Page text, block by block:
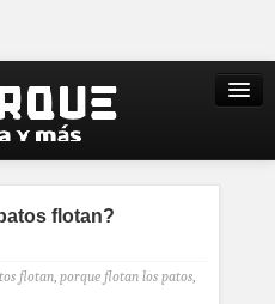
flotan?
flotan, porque flotan los patos,